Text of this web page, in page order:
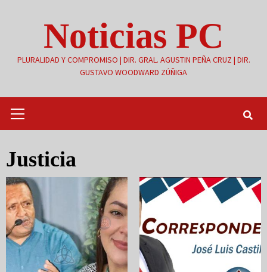
Noticias PC
PLURALIDAD Y COMPROMISO | DIR. GRAL. AGUSTIN PEÑA CRUZ | DIR.
GUSTAVO WOODWARD ZÚÑIGA
primario
Justicia